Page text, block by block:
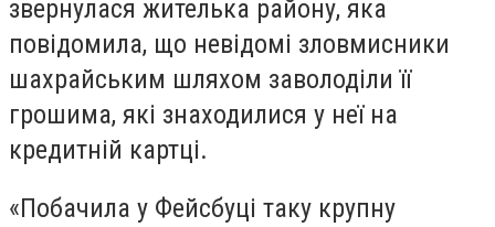
звернулася жителька району, яка
повідомила, що невідомі зловмисники
шахрайським шляхом заволоділи її
грошима, які знаходилися у неї на
кредитній картці.
«Побачила у Фейсбуці таку крупну